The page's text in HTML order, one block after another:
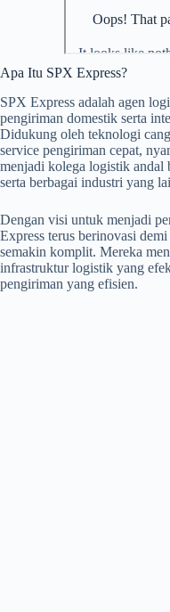
Apa Itu SPX Express?
SPX Express adalah agen
pengiriman domestik serta
Didukung oleh teknologi
service pengiriman cepat,
menjadi kolega logistik andal
serta berbagai industri yang
Dengan visi untuk menjadi
Express terus berinovasi
semakin komplit. Mereka
infrastruktur logistik yang
pengiriman yang efisien.